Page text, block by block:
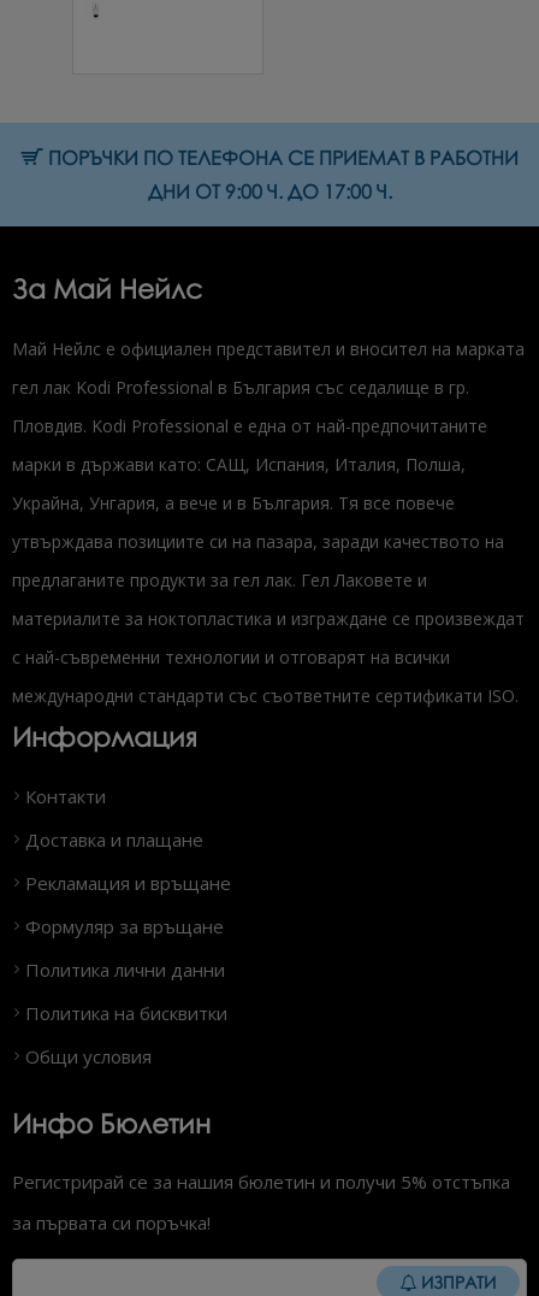
ПОРЪЧКИ ПО ТЕЛЕФОНА СЕ ПРИЕМАТ В РАБОТНИ
ДНИ ОТ 9:00 Ч. ДО 17:00 Ч.
За Май Нейлс
Май Нейлс е официален представител и вносител на марката
гел лак Kodi Professional в България със седалище в гр.
Пловдив. Kodi Professional е една от най-предпочитаните
марки в държави като: САЩ, Испания, Италия, Полша,
Украйна, Унгария, а вече и в България. Тя все повече
утвърждава позициите си на пазара, заради качеството на
предлаганите продукти за гел лак. Гел Лаковете и
материалите за ноктопластика и изграждане се произвеждат
с най-съвременни технологии и отговарят на всички
международни стандарти със съответните сертификати ISO.
Информация
Контакти
Доставка и плащане
Рекламация и връщане
Формуляр за връщане
Политика лични данни
Политика на бисквитки
Общи условия
Инфо Бюлетин
Регистрирай се за нашия бюлетин и получи 5% отстъпка
за първата си поръчка!
ИЗПРАТИ